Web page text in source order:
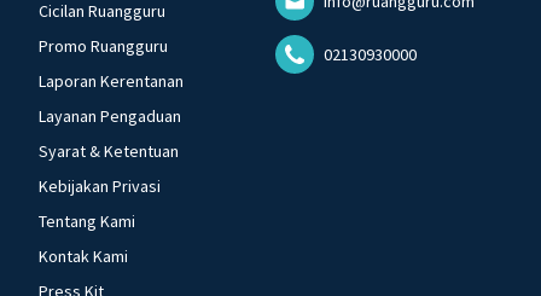
Cicilan Ruangguru
Promo Ruangguru
Laporan Kerentanan
Layanan Pengaduan
Syarat & Ketentuan
Kebijakan Privasi
Tentang Kami
Kontak Kami
Press Kit
02130930000